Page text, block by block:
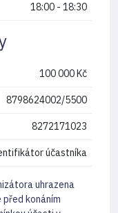
18:00 - 18:30
100 000 Kč
8798624002/5500
8272171023
účastníka
uhrazena
konáním